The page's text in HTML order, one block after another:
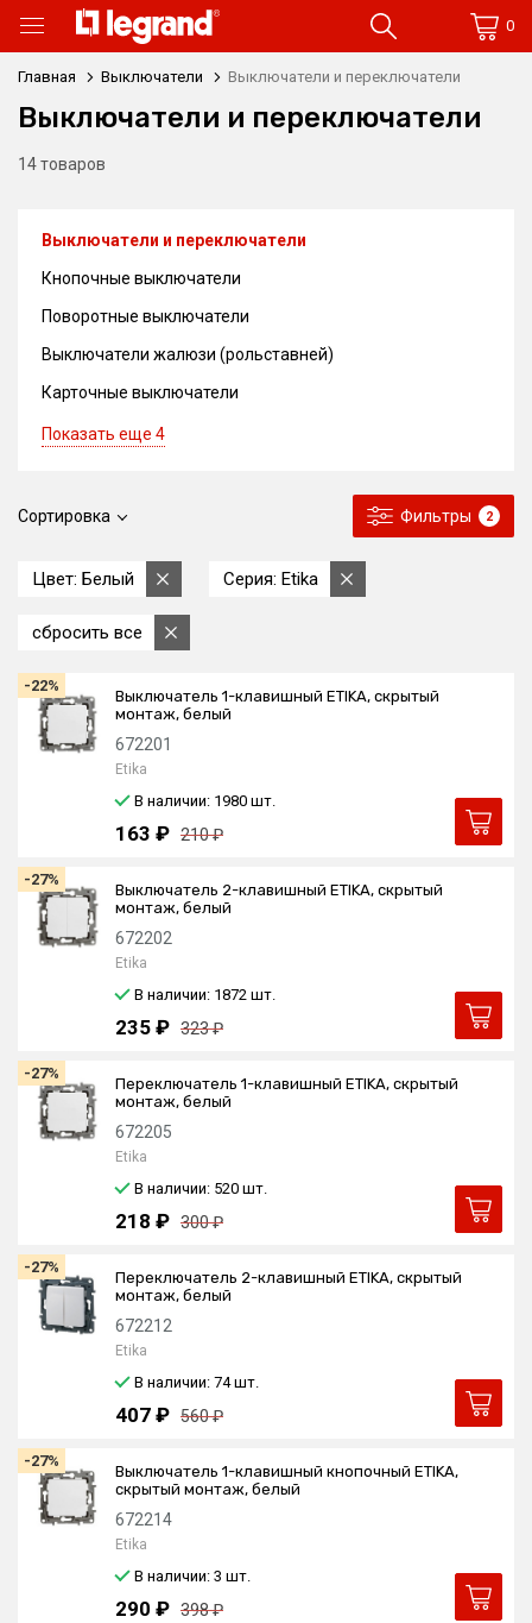
0
Главная Выключатели Выключатели и переключатели
Выключатели и переключатели
14 товаров
Сортировка Фильтры 2
Цвет: Белый Серия: Etika
сбросить все
-22%
Выключатель 1-клавишный ETIKA, скрытый
монтаж, белый
672201
Etika
В наличии: 1980 шт.
163 ₽ 210 ₽
-27%
Выключатель 2-клавишный ETIKA, скрытый
монтаж, белый
672202
Etika
В наличии: 1872 шт.
235 ₽ 323 ₽
-27%
Переключатель 1-клавишный ETIKA, скрытый
монтаж, белый
672205
Etika
В наличии: 520 шт.
218 ₽ 300 ₽
-27%
Переключатель 2-клавишный ETIKA, скрытый
монтаж, белый
672212
Etika
В наличии: 74шт.
407 ₽ 560 ₽
-27%
Выключатель 1-клавишный кнопочный ETIKA,
скрытый монтаж, белый
672214
Etika
В наличии: 3 шт.
290 ₽ 398 ₽
Выключатели и переключатели
Кнопочные выключатели
Поворотные выключатели
Выключатели жалюзи (рольставней)
Карточные выключатели
Показать еще 4